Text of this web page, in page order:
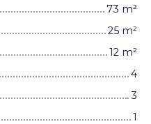
73 m²
25 m²
12 m²
4
3
1